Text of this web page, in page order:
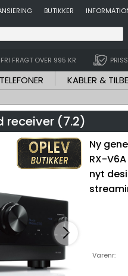
BUTIKKER
FRI FRAGT OVER 995 KR
KABLER &
receiver (7.2)
Ny
RX-
nyt
Varenr: